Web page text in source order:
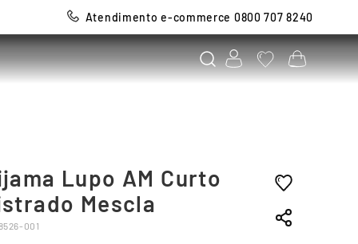
Atendimento e-commerce 0800 707 8240
Lupo AM Curto
Mescla
001